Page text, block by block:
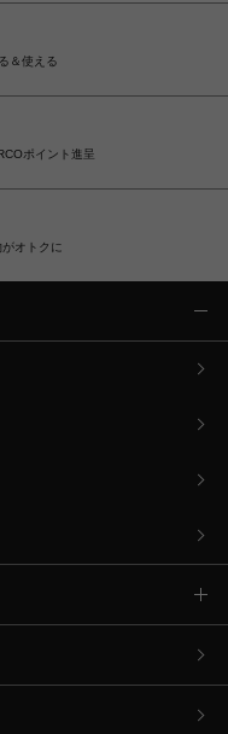
＆使える
ポイント進呈
オトクに